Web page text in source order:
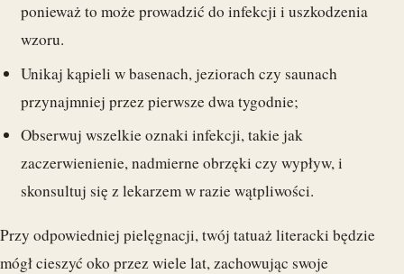
ponieważ to może prowadzić do infekcji i uszkodzenia
wzoru.
Unikaj kąpieli w basenach, jeziorach czy saunach
przynajmniej przez pierwsze dwa tygodnie;
Obserwuj wszelkie oznaki infekcji, takie jak
zaczerwienienie, nadmierne obrzęki czy wypływ, i
skonsultuj się z lekarzem w razie wątpliwości.
Przy odpowiedniej pielęgnacji, twój tatuaż literacki będzie
mógł cieszyć oko przez wiele lat, zachowując swoje